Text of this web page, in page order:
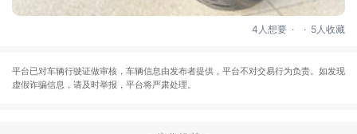
4人想要 . . 5人收藏
平台已对车辆行驶证做审核，车辆信息由发布者提供，平台不对交易行为负责。如发现
虚假诈骗信息，请及时举报，平台将严肃处理。